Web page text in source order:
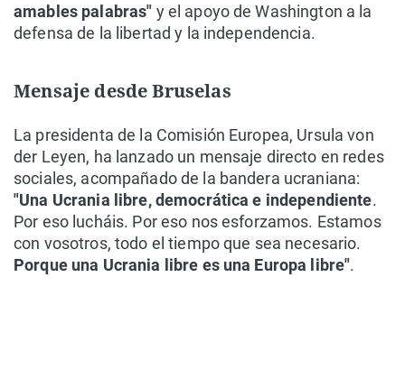
amables palabras" y el apoyo de Washington a la
defensa de la libertad y la independencia.
Mensaje desde Bruselas
La presidenta de la Comisión Europea, Ursula von
der Leyen, ha lanzado un mensaje directo en redes
sociales, acompañado de la bandera ucraniana:
"Una Ucrania libre, democrática e independiente.
Por eso lucháis. Por eso nos esforzamos. Estamos
con vosotros, todo el tiempo que sea necesario.
Porque una Ucrania libre es una Europa libre".